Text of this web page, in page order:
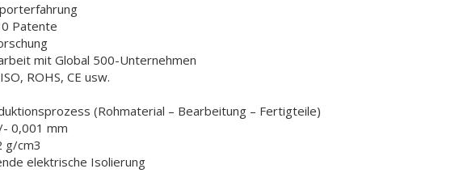
Patente
mit Global 500-Unternehmen
ROHS, CE usw.
(Rohmaterial – Bearbeitung – Fertigteile)
0,001 mm
g/cm3
elektrische Isolierung